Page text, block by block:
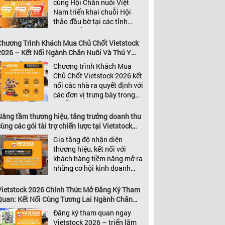
nhất của ngành nông nghiệp
– chăn […]
cùng Hội Chăn nuôi Việt
Nam triển khai chuỗi Hội
thảo đầu bờ tại các tỉnh
trọng điểm ngành chăn nuôi
Không chỉ là nền tảng giao
thương hàng đầu của ngành
chăn nuôi và thú y, Vietstock
còn là triển lãm duy nhất tại
Việt Nam tổ chức thường
niên […]
Trình Khách Mua Chủ Chốt Vietstock
– Kết Nối Ngành Chăn Nuôi Và Thú Y
Nam Và Đông Nam ÁChương trình Khách Mua
Chủ Chốt Vietstock 2026 kết
nối các nhà ra quyết định với
các đơn vị trưng bày trong
chuỗi giá trị ngành chăn
nuôi và thú y Với hơn 20
năm đồng hành cùng sự
phát triển của ngành chăn
nuôi Việt Nam, Vietstock đã
khẳng định vị thế là triển […]
tầm thương hiệu, tăng trưởng doanh thu
các gói tài trợ chiến lược tại Vietstock
Gia tăng độ nhận diện
thương hiệu, kết nối với
khách hàng tiềm năng mở ra
những cơ hội kinh doanh
mới thông qua các Gói Tài
trợ Vietstock 2026 Là Triển
lãm Quốc tế hàng đầu Việt
Nam về chuyên ngành Chăn
nuôi, Thức ăn chăn nuôi và
2026 Chính Thức Mở Đăng Ký Tham
Kết Nối Cùng Tương Lai Ngành Chăn
Và Thú Y
Đăng ký tham quan ngay
Vietstock 2026 – triển lãm